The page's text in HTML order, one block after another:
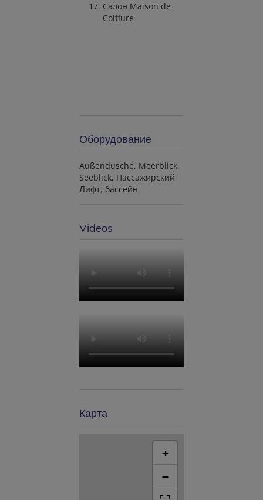
Салон Maison de
Coiffure
Оборудование
Außendusche Meerblick
Seeblick Пассажирский
Лифт бассейн
Videos
Карта
+
−